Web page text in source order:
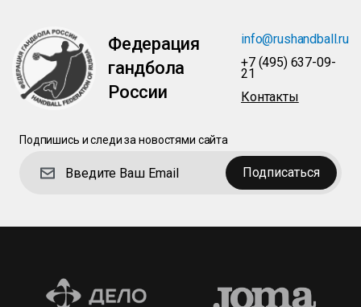
Федерация
гандбола
России
info@rushandball.ru
+7 (495) 637-09-
21
Контакты
Подпишись и следи за новостями сайта
Подписаться